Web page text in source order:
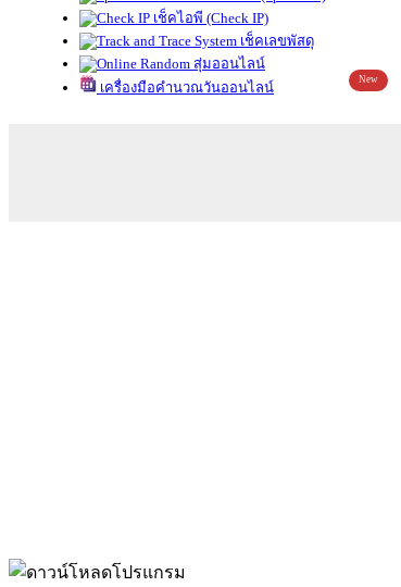
เช็คไอพี (Check IP)
เช็คเลขพัสดุ
สุ่มออนไลน์
เครื่องมือคำนวณวันออนไลน์
New